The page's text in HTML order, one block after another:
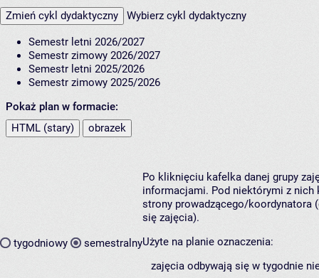
Zmień cykl dydaktyczny Wybierz cykl dydaktyczny
Semestr letni 2026/2027
Semestr zimowy 2026/2027
Semestr letni 2025/2026
Semestr zimowy 2025/2026
Pokaż plan w formacie:
HTML (stary)
obrazek
tygodniowy semestralny
Po kliknięciu kafelka danej grupy
informacjami. Pod niektórymi z nich
strony prowadzącego/koordynatora
się zajęcia).
Użyte na planie oznaczenia:
zajęcia odbywają się w tygodnie